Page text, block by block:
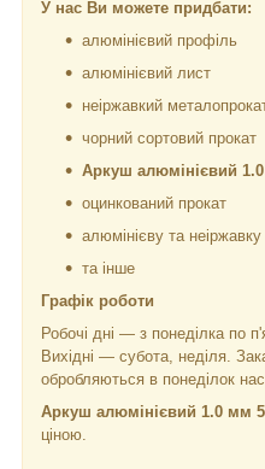
У нас Ви можете придбати:
алюмінієвий профіль
алюмінієвий лист
неіржавкий
чорний сортовий прокат
Аркуш алюмінієвий
оцинкований прокат
алюмінієву та
та інше
Графік роботи
Робочі дні — з понеділка по
Вихідні — субота, неділя.
обробляються в понеділок
Аркуш алюмінієвий 1.0 мм
ціною.